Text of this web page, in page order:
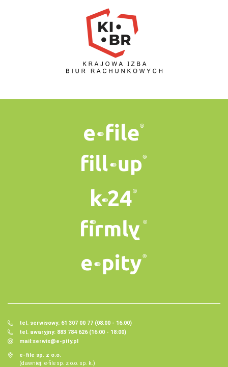
tel. serwisowy: 61 307 00 77 (08:00 - 16:00)
tel. awaryjny: 883 784 626 (16:00 - 18:00)
mail:serwis@e-pity.pl
e-file sp. z o.o.
(dawniej: e-file sp. z o.o. sp. k.)